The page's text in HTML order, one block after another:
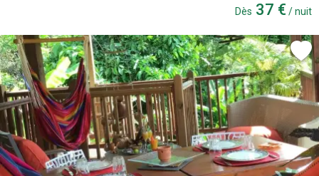
Dès 37 € / nuit